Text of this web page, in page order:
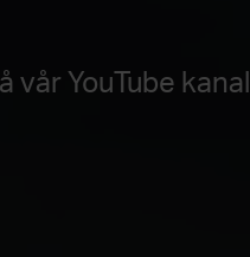
YouTube kanal